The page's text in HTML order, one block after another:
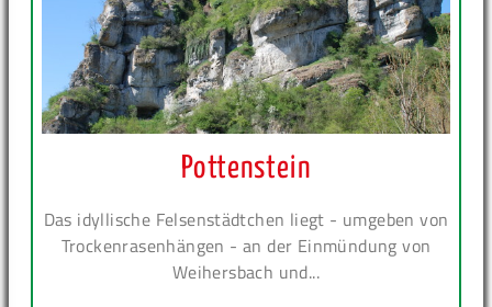
Pottenstein
Das idyllische Felsenstädtchen liegt - umgeben von
Trockenrasenhängen - an der Einmündung von
Weihersbach und...